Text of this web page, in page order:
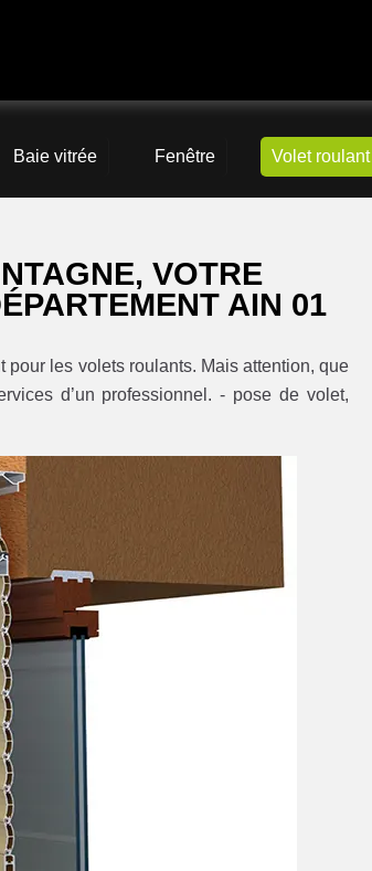
Baie vitrée Fenêtre Volet roulant
VOTRE
AIN 01
pour les volets roulants. Mais attention, que
d’un professionnel. - pose de volet,